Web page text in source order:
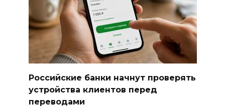
Российские банки начнут проверять
устройства клиентов перед
переводами